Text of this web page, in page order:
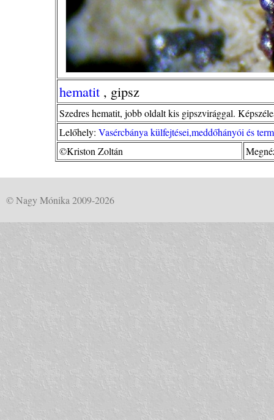
hematit, gipsz
Szedres hematit, jobb oldalt kis gipszvirággal.
Lelőhely: Vasércbánya külfejtései,meddőhányói és
©Kriston Zoltán
© Nagy Mónika 2009-2026